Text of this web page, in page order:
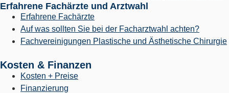
Erfahrene Fachärzte und Arztwahl
Erfahrene Fachärzte
Auf was sollten Sie bei der Facharztwahl achten?
Fachvereinigungen Plastische und Ästhetische Chirurgie
Kosten & Finanzen
Kosten + Preise
Finanzierung